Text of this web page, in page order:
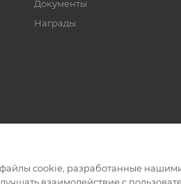
Документы
Награды
cookie, разработанные